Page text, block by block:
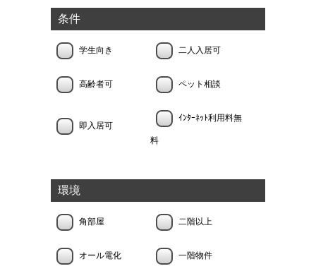
条件
学生向き 二人入居可
高齢者可 ペット相談
即入居可
ｲﾝﾀｰﾈｯﾄ利用料無
料
環境
角部屋 二階以上
オール電化 一階物件